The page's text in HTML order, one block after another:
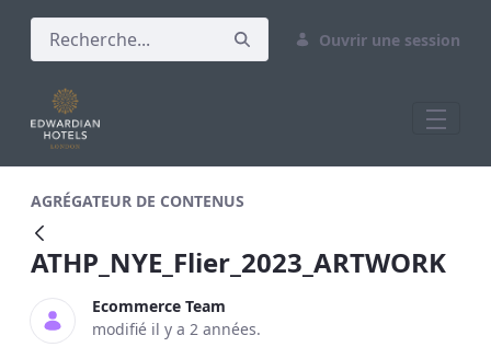
Ouvrir une session
AGRÉGATEUR DE CONTENUS
ATHP_NYE_Flier_2023_ARTWORK
Ecommerce Team
modifié il y a 2 années.